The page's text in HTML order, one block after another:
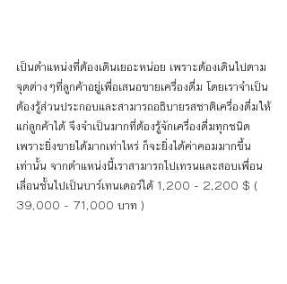
เป็นตำแหน่งที่ต้องเดินเยอะหน่อย เพราะต้องเดินไปตาม
จุดต่างๆที่ลูกค้าอยู่เพื่อเสนอขายเครื่องดื่ม โดยเราจำเป็น
ต้องรู้ส่วนประกอบและสามารถอธิบายรสชาติเครื่องดื่มให้
แก่ลูกค้าได้ จึงจำเป็นมากที่ต้องรู้จักเครื่องดื่มทุกชนิด
เพราะยิ่งขายได้มากเท่าไหร่ ก็จะยิ่งได้ค่าคอมมากขึ้น
เท่านั้น จากตำแหน่งนี้เราสามารถไปเทรนและสอบเพื่อน
เลื่อนชั้นไปเป็นบาร์เทนเดอร์ได้ 1,200 - 2,200 $ (
39,000 - 71,000 บาท )